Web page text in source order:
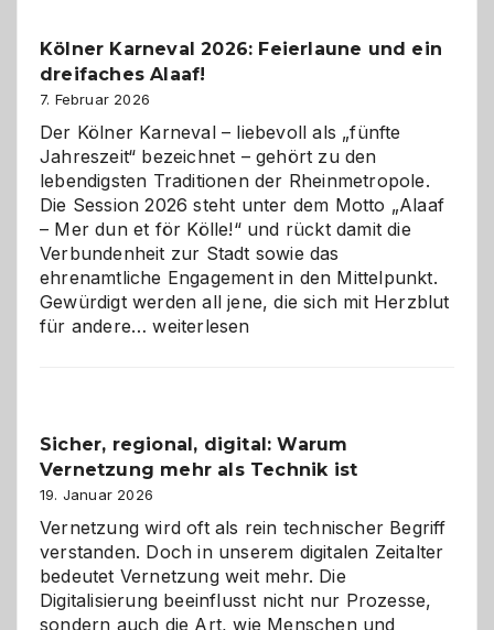
geworden
Kölner Karneval 2026: Feierlaune und ein
dreifaches Alaaf!
7. Februar 2026
Der Kölner Karneval – liebevoll als „fünfte
Jahreszeit“ bezeichnet – gehört zu den
lebendigsten Traditionen der Rheinmetropole.
Die Session 2026 steht unter dem Motto „Alaaf
– Mer dun et för Kölle!“ und rückt damit die
Verbundenheit zur Stadt sowie das
ehrenamtliche Engagement in den Mittelpunkt.
Gewürdigt werden all jene, die sich mit Herzblut
für andere…Kölner
ein
dreifaches
Alaaf!
weiterlesen
Sicher, regional, digital: Warum
Vernetzung mehr als Technik ist
19. Januar 2026
Vernetzung wird oft als rein technischer Begriff
verstanden. Doch in unserem digitalen Zeitalter
bedeutet Vernetzung weit mehr. Die
Digitalisierung beeinflusst nicht nur Prozesse,
sondern auch die Art, wie Menschen und